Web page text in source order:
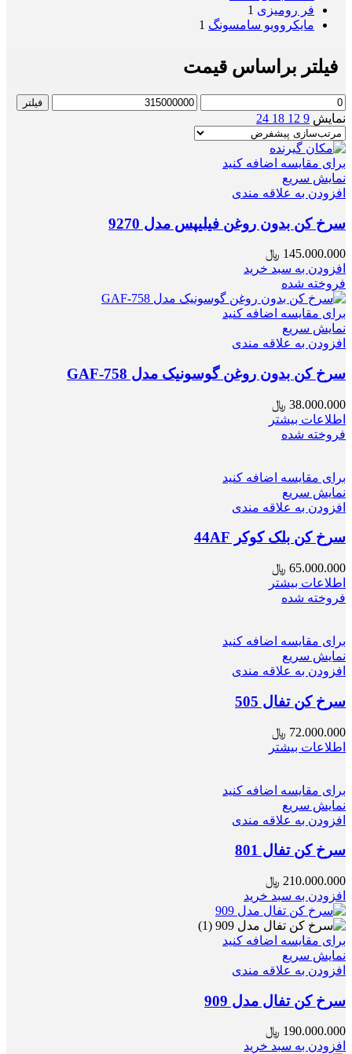
فر رومیزی 1
مایکروویو سامسونگ 1
فیلتر براساس قیمت
حداقل
قیمت
حداکثر
فیلتر
نمایش 9
12
18
24
برای مقایسه اضافه کنید
نمایش سریع
افزودن به علاقه مندی
سرخ کن بدون روغن فیلیپس مدل 9270
145.000.000 ﷼
افزودن به سبد خرید
فروخته شده
برای مقایسه اضافه کنید
نمایش سریع
افزودن به علاقه مندی
سرخ کن بدون روغن گوسونیک مدل GAF-758
38.000.000 ﷼
اطلاعات بیشتر
فروخته شده
برای مقایسه اضافه کنید
نمایش سریع
افزودن به علاقه مندی
سرخ کن بلک کوکر 44AF
65.000.000 ﷼
اطلاعات بیشتر
فروخته شده
برای مقایسه اضافه کنید
نمایش سریع
افزودن به علاقه مندی
سرخ کن تفال 505
72.000.000 ﷼
اطلاعات بیشتر
برای مقایسه اضافه کنید
نمایش سریع
افزودن به علاقه مندی
سرخ کن تفال 801
210.000.000 ﷼
افزودن به سبد خرید
برای مقایسه اضافه کنید
نمایش سریع
افزودن به علاقه مندی
سرخ کن تفال مدل 909
190.000.000 ﷼
افزودن به سبد خرید